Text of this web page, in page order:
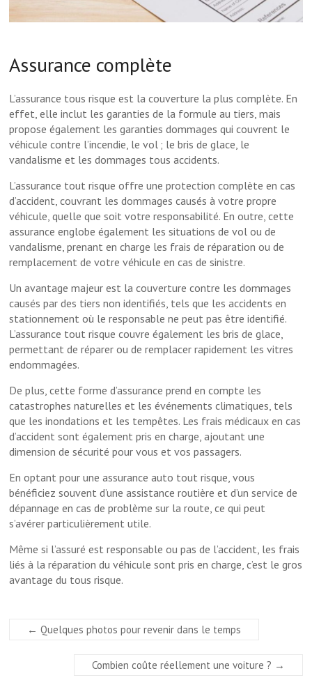
Assurance complète
L’assurance tous risque est la couverture la plus complète. En
effet, elle inclut les garanties de la formule au tiers, mais
propose également les garanties dommages qui couvrent le
véhicule contre l’incendie, le vol ; le bris de glace, le
vandalisme et les dommages tous accidents.
L’assurance tout risque offre une protection complète en cas
d’accident, couvrant les dommages causés à votre propre
véhicule, quelle que soit votre responsabilité. En outre, cette
assurance englobe également les situations de vol ou de
vandalisme, prenant en charge les frais de réparation ou de
remplacement de votre véhicule en cas de sinistre.
Un avantage majeur est la couverture contre les dommages
causés par des tiers non identifiés, tels que les accidents en
stationnement où le responsable ne peut pas être identifié.
L’assurance tout risque couvre également les bris de glace,
permettant de réparer ou de remplacer rapidement les vitres
endommagées.
De plus, cette forme d’assurance prend en compte les
catastrophes naturelles et les événements climatiques, tels
que les inondations et les tempêtes. Les frais médicaux en cas
d’accident sont également pris en charge, ajoutant une
dimension de sécurité pour vous et vos passagers.
En optant pour une assurance auto tout risque, vous
bénéficiez souvent d’une assistance routière et d’un service de
dépannage en cas de problème sur la route, ce qui peut
s’avérer particulièrement utile.
Même si l’assuré est responsable ou pas de l’accident, les frais
liés à la réparation du véhicule sont pris en charge, c’est le gros
avantage du tous risque.
← Quelques photos pour revenir dans le temps
Combien coûte réellement une voiture ? →